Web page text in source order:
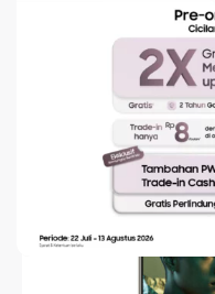
On